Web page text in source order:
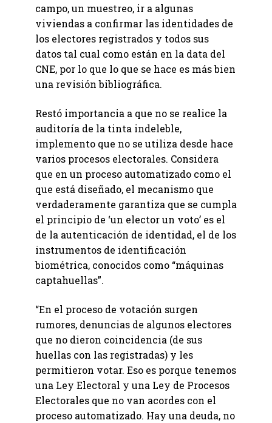
campo, un muestreo, ir a algunas
viviendas a confirmar las identidades de
los electores registrados y todos sus
datos tal cual como están en la data del
CNE, por lo que lo que se hace es más bien
una revisión bibliográfica.
Restó importancia a que no se realice la
auditoría de la tinta indeleble,
implemento que no se utiliza desde hace
varios procesos electorales. Considera
que en un proceso automatizado como el
que está diseñado, el mecanismo que
verdaderamente garantiza que se cumpla
el principio de ‘un elector un voto’ es el
de la autenticación de identidad, el de los
instrumentos de identificación
biométrica, conocidos como “máquinas
captahuellas”.
“En el proceso de votación surgen
rumores, denuncias de algunos electores
que no dieron coincidencia (de sus
huellas con las registradas) y les
permitieron votar. Eso es porque tenemos
una Ley Electoral y una Ley de Procesos
Electorales que no van acordes con el
proceso automatizado. Hay una deuda, no